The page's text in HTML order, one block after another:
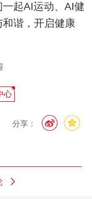
起AI运动、AI健
谐，开启健康
心
分享：